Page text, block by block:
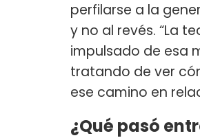
perfilarse a la
y no al revés. “La
impulsado de esa
tratando de ver
ese camino en
¿Qué pasó